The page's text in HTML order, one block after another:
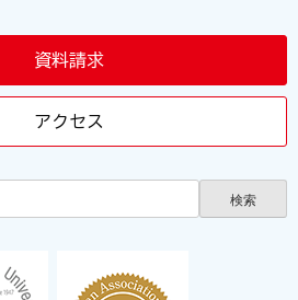
資料請求
アクセス